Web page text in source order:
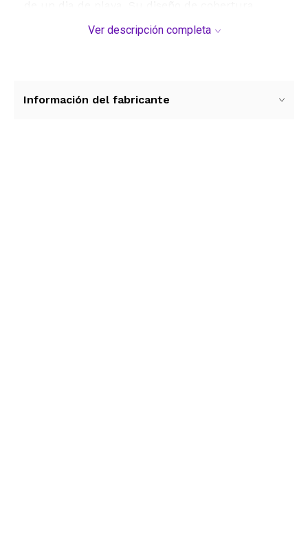
tamaño estandar a mediano grande.
fabricacion ofrece una flexibilidad y resistencia
Ver descripción completa
Información del fabricante